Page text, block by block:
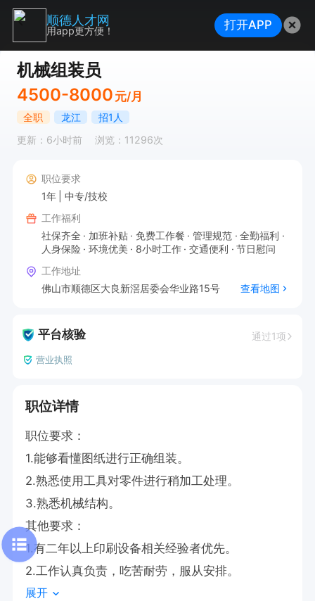
机械组装员
4500-8000 元/月
全职 龙江
招1人
更新：6小时前
浏览：11296次
职位要求
1年
中专/技校
工作福利
社保齐全
加班补贴 免费工作餐 管理规范
全勤福利
人身保险
环境优美 8小时工作 交通便利
节日慰问
工作地址
佛山市顺德区大良新滘居委会华业路15号
查看地图
平台核验 通过1项
营业执照
职位详情
职位要求：
1.能够看懂图纸进行正确组装。
2.熟悉使用工具对零件进行稍加工处理。
3.熟悉机械结构。
其他要求：
1.有二年以上印刷设备相关经验者优先。
2.工作认真负责，吃苦耐劳，服从安排。
展开
顺德人才网
用app更方便！ 打开APP